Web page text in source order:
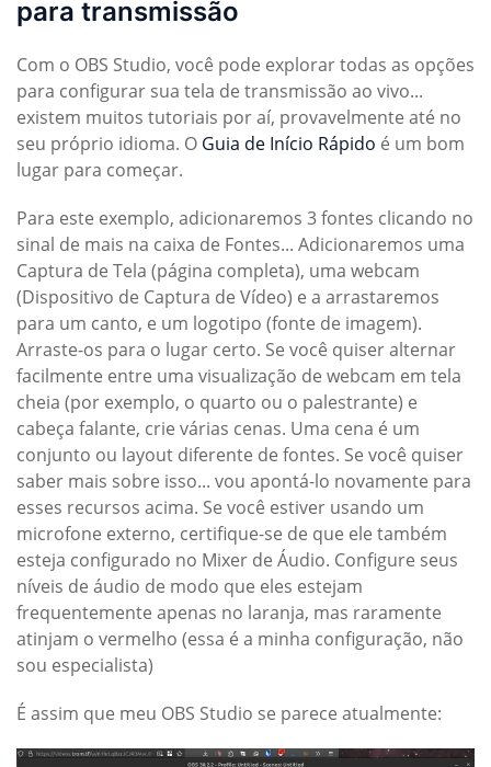
para transmissão
Com o OBS Studio, você pode explorar todas as opções
para configurar sua tela de transmissão ao vivo...
existem muitos tutoriais por aí, provavelmente até no
seu próprio idioma. O Guia de Início Rápido é um bom
lugar para começar.
Para este exemplo, adicionaremos 3 fontes clicando no
sinal de mais na caixa de Fontes... Adicionaremos uma
Captura de Tela (página completa), uma webcam
(Dispositivo de Captura de Vídeo) e a arrastaremos
para um canto, e um logotipo (fonte de imagem).
Arraste-os para o lugar certo. Se você quiser alternar
facilmente entre uma visualização de webcam em tela
cheia (por exemplo, o quarto ou o palestrante) e
cabeça falante, crie várias cenas. Uma cena é um
conjunto ou layout diferente de fontes. Se você quiser
saber mais sobre isso... vou apontá-lo novamente para
esses recursos acima. Se você estiver usando um
microfone externo, certifique-se de que ele também
esteja configurado no Mixer de Áudio. Configure seus
níveis de áudio de modo que eles estejam
frequentemente apenas no laranja, mas raramente
atinjam o vermelho (essa é a minha configuração, não
sou especialista)
É assim que meu OBS Studio se parece atualmente: